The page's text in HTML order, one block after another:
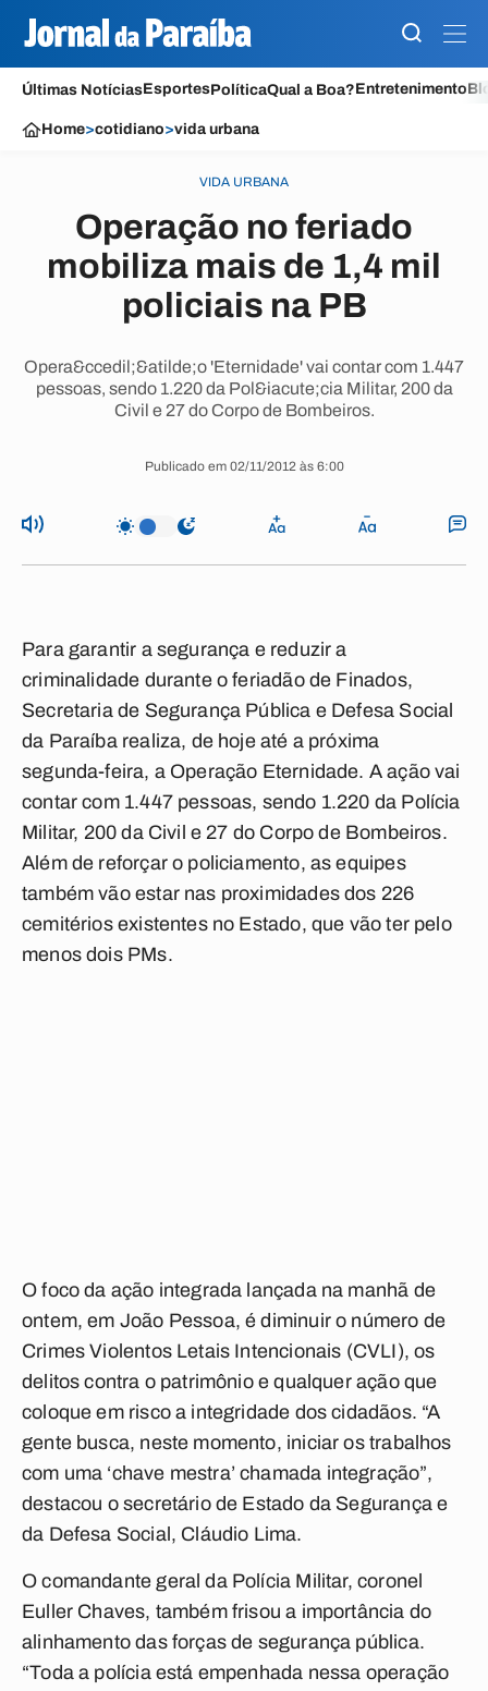
Últimas NotíciasEsportesPolíticaQual a Boa?Entretenimento
Home>cotidiano>vida urbana
VIDA URBANA
Operação no feriado
mobiliza mais de 1,4 mil
policiais na PB
Opera&ccedil;&atilde;o 'Eternidade' vai contar com 1.447
pessoas, sendo 1.220 da Pol&iacute;cia Militar, 200 da
Civil e 27 do Corpo de Bombeiros.
Publicado em 02/11/2012 às 6:00
Para garantir a segurança e reduzir a
criminalidade durante o feriadão de Finados,
Secretaria de Segurança Pública e Defesa Social
da Paraíba realiza, de hoje até a próxima
segunda-feira, a Operação Eternidade. A ação vai
contar com 1.447 pessoas, sendo 1.220 da Polícia
Militar, 200 da Civil e 27 do Corpo de Bombeiros.
Além de reforçar o policiamento, as equipes
também vão estar nas proximidades dos 226
cemitérios existentes no Estado, que vão ter pelo
menos dois PMs.
O foco da ação integrada lançada na manhã de
ontem, em João Pessoa, é diminuir o número de
Crimes Violentos Letais Intencionais (CVLI), os
delitos contra o patrimônio e qualquer ação que
coloque em risco a integridade dos cidadãos. “A
gente busca, neste momento, iniciar os trabalhos
com uma ‘chave mestra’ chamada integração”,
destacou o secretário de Estado da Segurança e
da Defesa Social, Cláudio Lima.
O comandante geral da Polícia Militar, coronel
Euller Chaves, também frisou a importância do
alinhamento das forças de segurança pública.
“Toda a polícia está empenhada nessa operação